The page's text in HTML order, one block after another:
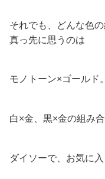
それでも、どんな色
真っ先に思うのは
モノトーン×ゴールド。
白×金、黒×金の組み
ダイソーで、お気に